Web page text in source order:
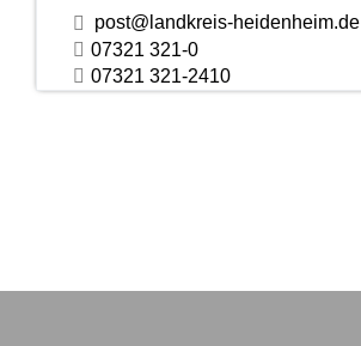
post@landkreis-heidenheim.de
07321 321-0
07321 321-2410